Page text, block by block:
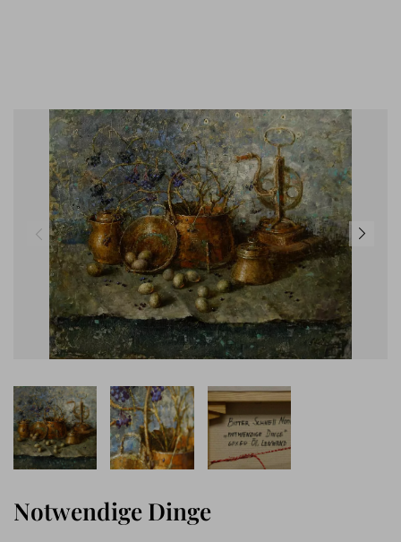
02824 92 97 295
Notwendige Dinge